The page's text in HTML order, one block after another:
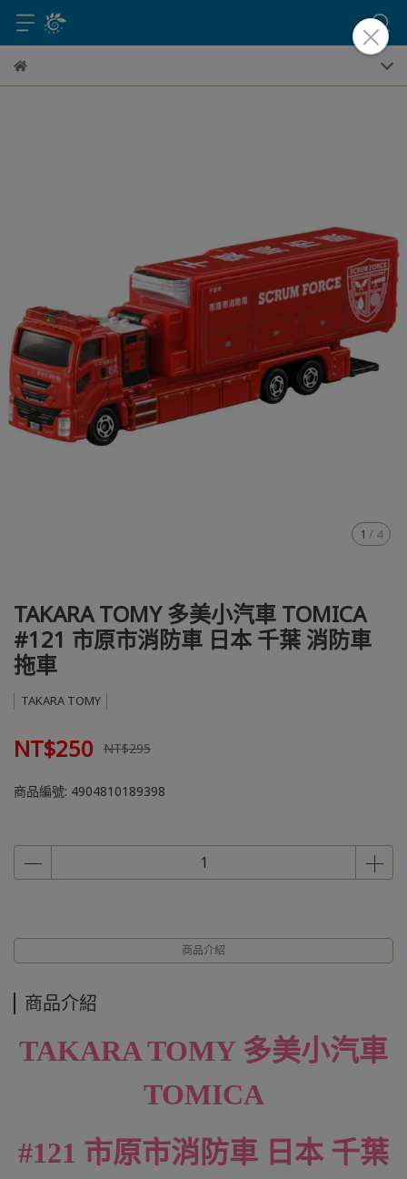
1 / 4
TAKARA TOMY 多美小汽車 TOMICA
#121 市原市消防車 日本 千葉 消防車
拖車
TAKARA TOMY
NT$250 NT$295
商品編號: 4904810189398
商品介紹
商品介紹
TAKARA TOMY 多美小汽車
TOMICA
#121 市原市消防車 日本 千葉